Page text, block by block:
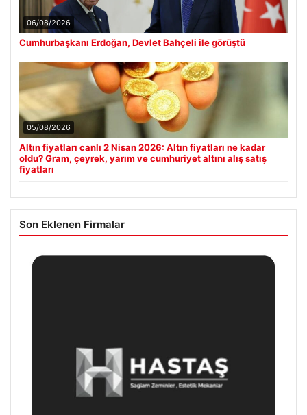
06/08/2026
Cumhurbaşkanı Erdoğan, Devlet Bahçeli ile görüştü
05/08/2026
Altın fiyatları canlı 2 Nisan 2026: Altın fiyatları ne kadar
oldu? Gram, çeyrek, yarım ve cumhuriyet altını alış satış
fiyatları
Son Eklenen Firmalar